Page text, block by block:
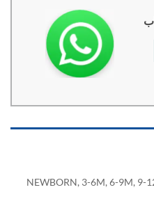
NEWBORN, 3-6M, 6-